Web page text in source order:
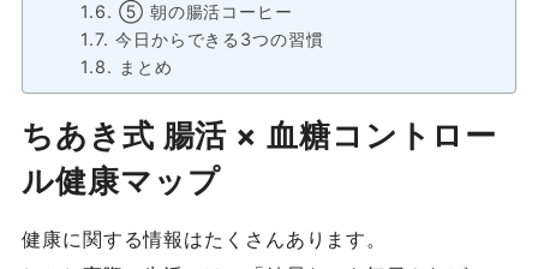
⑤ 朝の腸活コーヒー
今日からできる3つの習慣
まとめ
ちあき式 腸活 × 血糖コントロー
ル健康マップ
健康に関する情報はたくさんあります。